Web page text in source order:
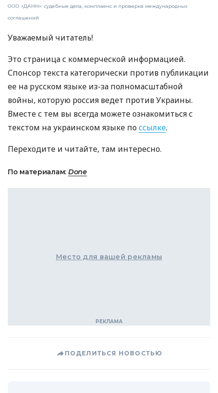
ООО «ДАНН»: судебные дела, комплаенс и проверка международных
соглашений
Уважаемый читатель!
Это страница с коммерческой информацией.
Спонсор текста категорически против публикации
ее на русском языке из-за полномасштабной
войны, которую россия ведет против Украины.
Вместе с тем вы всегда можете ознакомиться с
текстом на украинском языке поссылке.
Переходите и читайте, там интересно.
По материалам: Done
Место для вашей рекламы
ПОДЕЛИТЬСЯ НОВОСТЬЮ